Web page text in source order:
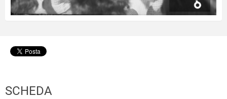
SCHEDA